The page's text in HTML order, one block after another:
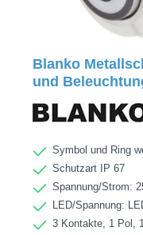
Blanko
und
Symbol und Ring
Schutzart IP 67
Spannung/Strom:
LED/Spannung:
3 Kontakte, 1 Pol,